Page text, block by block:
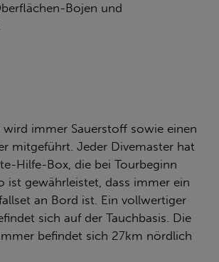
Bojen und
wird immer Sauerstoff sowie einen
mitgeführt. Jeder Divemaster hat
Hilfe-Box, die bei Tourbeginn
ist gewährleistet, dass immer ein
an Bord ist. Ein vollwertiger
sich auf der Tauchbasis. Die
befindet sich 27km nördlich